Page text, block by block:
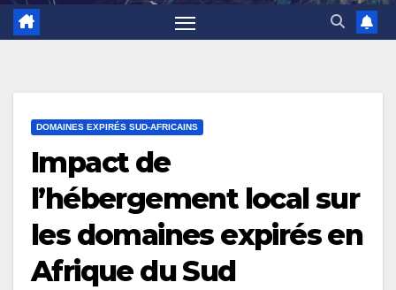
DOMAINES EXPIRÉS SUD-AFRICAINS
Impact de
l’hébergement local sur
les domaines expirés en
Afrique du Sud